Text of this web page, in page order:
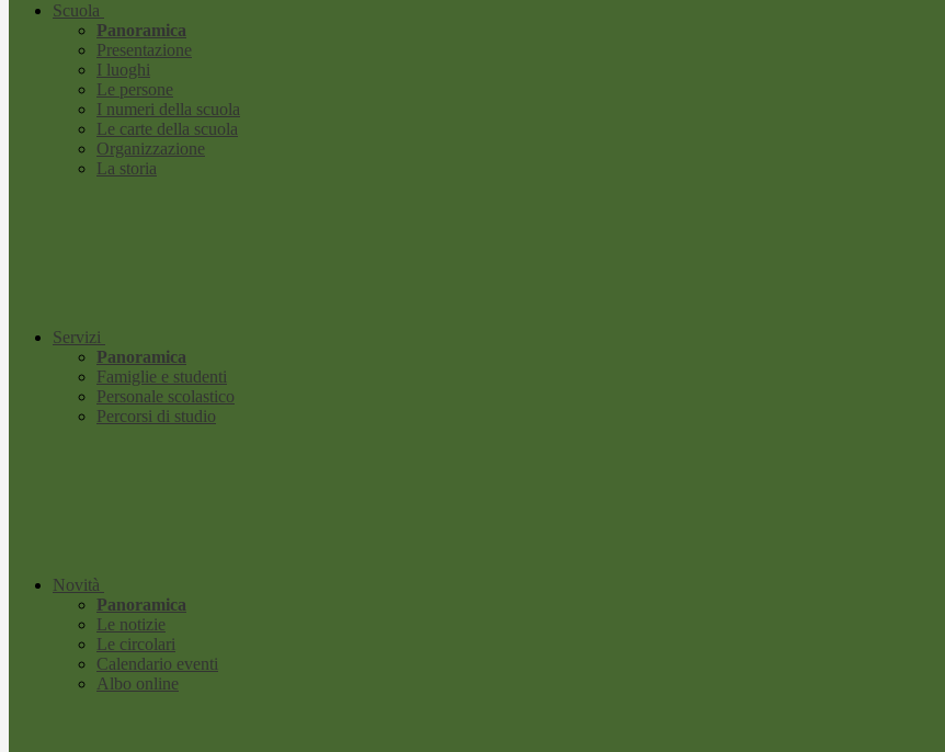
Scuola
Panoramica
Presentazione
I luoghi
Le persone
I numeri della scuola
Le carte della scuola
Organizzazione
La storia
Servizi
Panoramica
Famiglie e studenti
Personale scolastico
Percorsi di studio
Novità
Panoramica
Le notizie
Le circolari
Calendario eventi
Albo online